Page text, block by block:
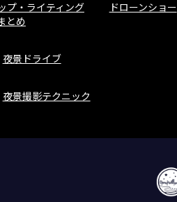
プ・ライティング ドローンショー
とめ
夜景ドライブ
夜景撮影テクニック